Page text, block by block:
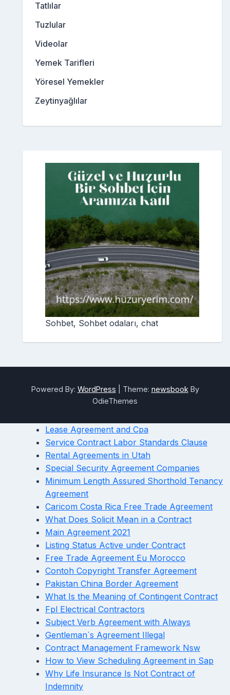
Tatlılar
Tuzlular
Videolar
Yemek Tarifleri
Yöresel Yemekler
Zeytinyağlılar
Sohbet, Sohbet odaları, chat
Powered By: WordPress Theme: newsbook By
OdieThemes
Lease Agreement and Cpa
Service Contract Labor Standards Clause
Rental Agreements in Utah
Special Security Agreement Companies
Minimum Length Assured Shorthold Tenancy
Agreement
Caricom Costa Rica Free Trade Agreement
What Does Solicit Mean in a Contract
Main Agreement 2021
Listing Status Active under Contract
Free Trade Agreement Eu Morocco
Contoh Copyright Transfer Agreement
Pakistan China Border Agreement
What Is the Meaning of Contingent Contract
Fpl Electrical Contractors
Subject Verb Agreement with Always
Gentleman`s Agreement Illegal
Contract Management Framework Nsw
How to View Scheduling Agreement in Sap
Why Life Insurance Is Not Contract of
Indemnity